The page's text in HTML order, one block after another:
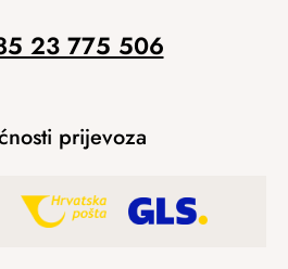
23 775 506
prijevoza